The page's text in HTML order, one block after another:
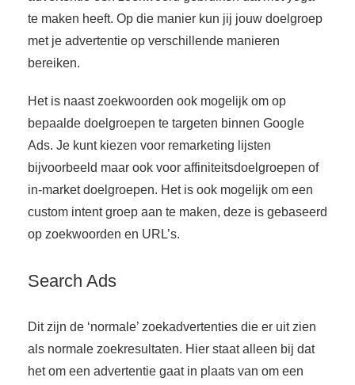
te maken heeft. Op die manier kun jij jouw doelgroep
met je advertentie op verschillende manieren
bereiken.
Het is naast zoekwoorden ook mogelijk om op
bepaalde doelgroepen te targeten binnen Google
Ads. Je kunt kiezen voor remarketing lijsten
bijvoorbeeld maar ook voor affiniteitsdoelgroepen of
in-market doelgroepen. Het is ook mogelijk om een
custom intent groep aan te maken, deze is gebaseerd
op zoekwoorden en URL’s.
Search Ads
Dit zijn de ‘normale’ zoekadvertenties die er uit zien
als normale zoekresultaten. Hier staat alleen bij dat
het om een advertentie gaat in plaats van om een